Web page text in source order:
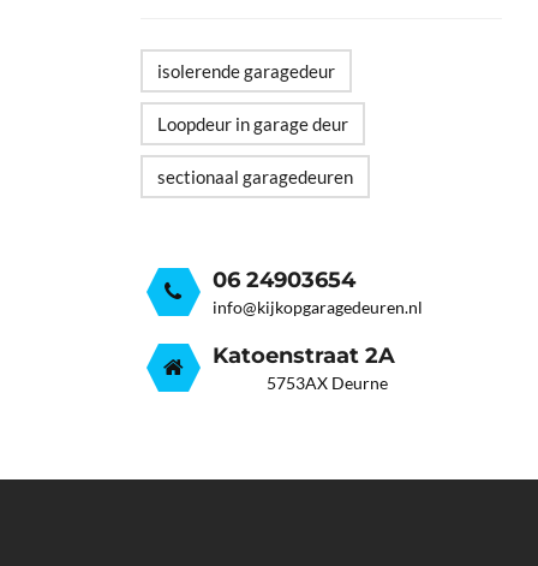
isolerende garagedeur
Loopdeur in garage deur
sectionaal garagedeuren
06 24903654
info@kijkopgaragedeuren.nl
Katoenstraat 2A
5753AX Deurne